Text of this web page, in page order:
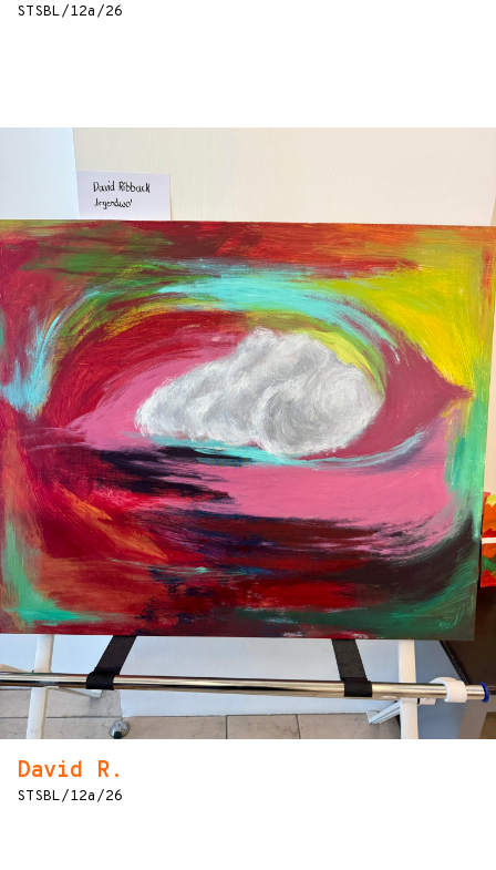
STSBL/12a/26
David R.
STSBL/12a/26